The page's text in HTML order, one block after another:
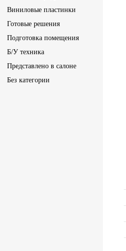
Виниловые пластинки
Готовые решения
Подготовка помещения
Б/У техника
Представлено в салоне
Без категории